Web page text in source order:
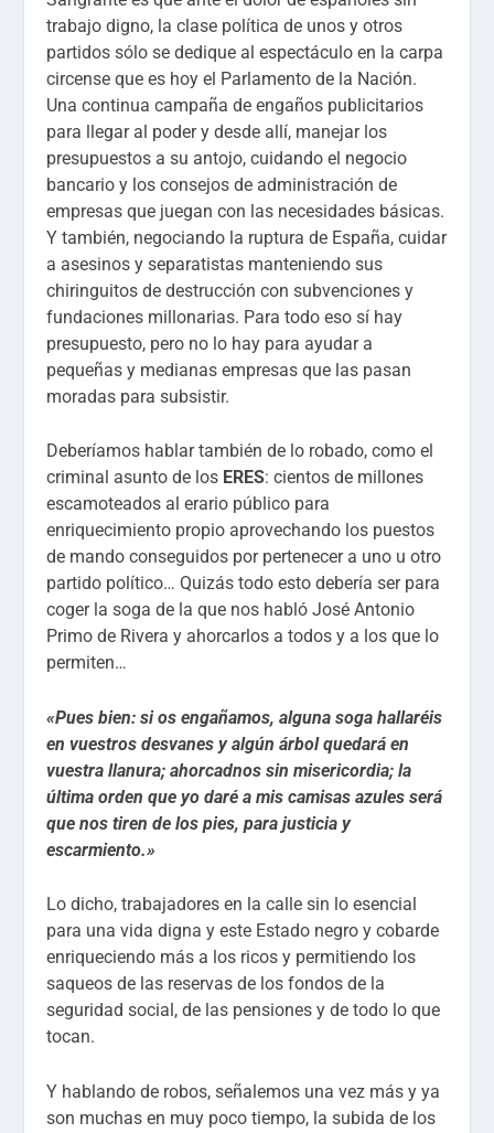
trabajo digno, la clase política de unos y otros
partidos sólo se dedique al espectáculo en la carpa
circense que es hoy el Parlamento de la Nación.
Una continua campaña de engaños publicitarios
para llegar al poder y desde allí, manejar los
presupuestos a su antojo, cuidando el negocio
bancario y los consejos de administración de
empresas que juegan con las necesidades básicas.
Y también, negociando la ruptura de España, cuidar
a asesinos y separatistas manteniendo sus
chiringuitos de destrucción con subvenciones y
fundaciones millonarias. Para todo eso sí hay
presupuesto, pero no lo hay para ayudar a
pequeñas y medianas empresas que las pasan
moradas para subsistir.
Deberíamos hablar también de lo robado, como el
criminal asunto de los ERES: cientos de millones
escamoteados al erario público para
enriquecimiento propio aprovechando los puestos
de mando conseguidos por pertenecer a uno u otro
partido político… Quizás todo esto debería ser para
coger la soga de la que nos habló José Antonio
Primo de Rivera y ahorcarlos a todos y a los que lo
permiten…
«Pues bien: si os engañamos, alguna soga hallaréis
en vuestros desvanes y algún árbol quedará en
vuestra llanura; ahorcadnos sin misericordia; la
última orden que yo daré a mis camisas azules será
que nos tiren de los pies, para justicia y
escarmiento.»
Lo dicho, trabajadores en la calle sin lo esencial
para una vida digna y este Estado negro y cobarde
enriqueciendo más a los ricos y permitiendo los
saqueos de las reservas de los fondos de la
seguridad social, de las pensiones y de todo lo que
tocan.
Y hablando de robos, señalemos una vez más y ya
son muchas en muy poco tiempo, la subida de los